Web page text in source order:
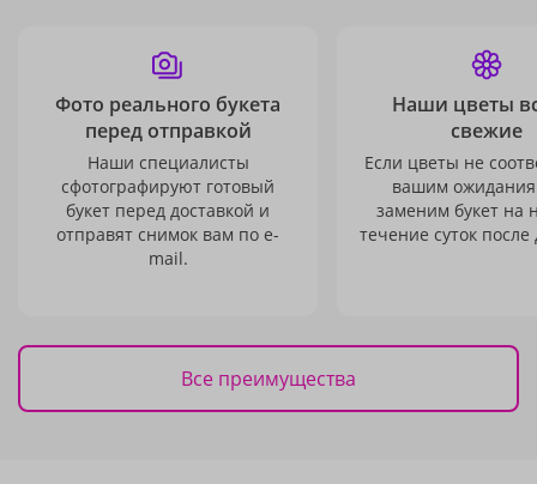
Фото реального букета
перед отправкой
Наши специалисты
сфотографируют готовый
букет перед доставкой и
отправят снимок вам по e-
mail.
Наши цветы
свежие
Если цветы не
вашим
заменим букет на
течение суток после
Все преимущества